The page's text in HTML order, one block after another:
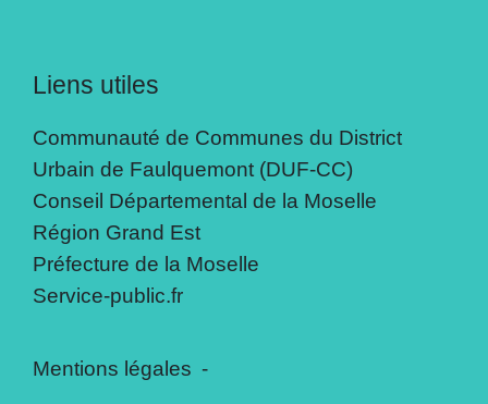
Liens utiles
Communauté de Communes du District
Urbain de Faulquemont (DUF-CC)
Conseil Départemental de la Moselle
Région Grand Est
Préfecture de la Moselle
Service-public.fr
Mentions légales -